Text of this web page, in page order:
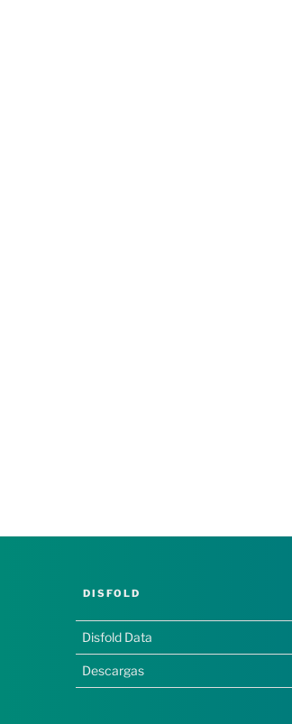
DISFOLD
Disfold Data
Descargas